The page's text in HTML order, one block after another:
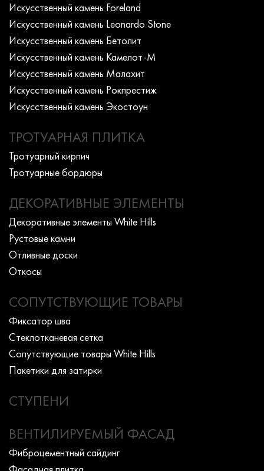
Искусcтвенный камень Foreland
Искусcтвенный камень Leonardo Stone
Искусcтвенный камень Бетолит
Искусcтвенный камень Камелот-М
Искусcтвенный камень Малахит
Искусcтвенный камень Рокпрестиж
Искусcтвенный камень Экостоун
ТРОТУАРНАЯ ПЛИТКА
Тротуарный кирпич
Тротуарные бордюры
ДЕКОРАТИВНЫЕ ЭЛЕМЕНТЫ
Декоративные элементы White Hills
Рустовые камни
Отливные доски
Откосы
СОПУТСТВУЮЩИЕ ТОВАРЫ
Фиксатор шва
Стеклотканевая сетка
Сопутствующие товары White Hills
Пакетики для затирки
СТУПЕНИ
ВЕНТИЛИРУЕМЫЙ ФАСАД
Фиброцементный сайдинг